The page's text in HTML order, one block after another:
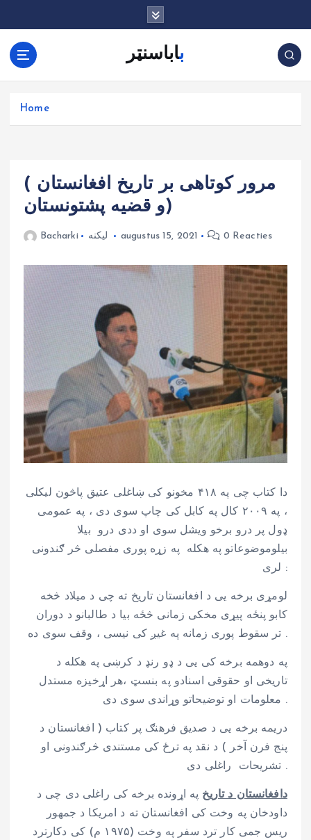
باباسنټر
Home
( مرور کوتاهی بر تاریخ افغانستان
و قضیه پشتونستان)
Bacharki لیکنه augustus 15, 2021 0 Reacties
دا کتاب چی په ۴۱۸ مخونو کی ښاغلی عتیق پاڅون لیکلی
، په ۲۰۰۹ کال په کابل کی چاپ سوی دی ، په عمومی
ډول پر درو برخو ویشل سوی او ددی درو بیلا
بیلوموضوعاتو په هکله په زړه پوری مفصلی څر ګندونی
لری :
لومړی برخه یی د افغانستان تاریخ ته چی د میلاد څخه
کابو پنځه پیړی مخکی زمانی څځه بیا د طالبانو د دوران
تر سقوط پوری زمانه په غیږ کی نیسی ، وقف سوی ده .
په دوهمه برخه کی یی د ډو رنډ د کرښی په هکله د
تاریخی او حقوقی اسنادو په بنسټ ،هر اړخیزه مستدل
معلومات او توضیحاتو وړاندی سوی دی .
دریمه برخه یی د صدیق فرهنګ پر کتاب ( افغانستان د
پنج فرن آخر ) د نقد په ترځ کی مستندی څرګندونی او
تشریحات راغلی دی .
دافغانستان د تاریخ په اړونده برخه کی راغلی دی چی د
داودخان په وخت کی افغانستان ته د امریکا د جمهور
ريس جمی کار ترد سفر په وخت (۱۹۷۵ م) کی دکارترد